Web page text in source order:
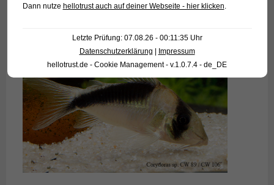
Dann nutze hellotrust auch auf deiner Webseite - hier klicken.
Letzte Prüfung: 07.08.26 - 00:11:35 Uhr
Datenschutzerklärung
Impressum
hellotrust.de - Cookie Management - v.1.0.7.4 - de_DE